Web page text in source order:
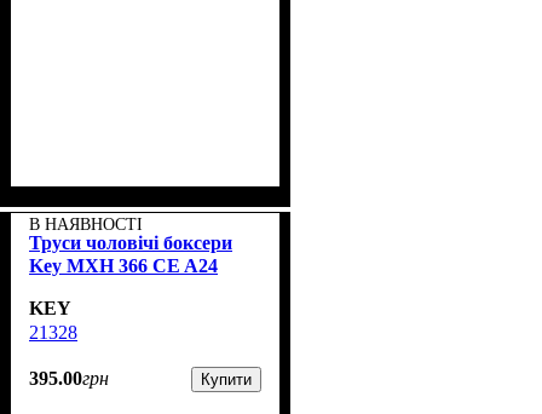
В НАЯВНОСТІ
Труси чоловічі боксери
Key MXH 366 CE A24
KEY
21328
395.00грн Купити